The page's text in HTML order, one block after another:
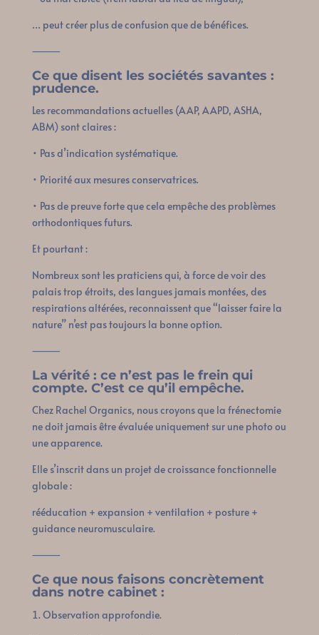
… peut créer plus de confusion que de bénéfices.
⸻
Ce que disent les sociétés savantes :
prudence.
Les recommandations actuelles (AAP, AAPD, ASHA,
ABM) sont claires :
• Pas d’indication systématique.
• Priorité aux mesures conservatrices.
• Pas de preuve forte que cela empêche des problèmes
orthodontiques futurs.
Et pourtant :
Nombreux sont les praticiens qui, à force de voir des
palais trop étroits, des langues jamais montées, des
respirations altérées, reconnaissent que “laisser faire la
nature” n’est pas toujours la bonne option.
⸻
La vérité : ce n’est pas le frein qui
compte. C’est ce qu’il empêche.
Chez Rachel Organics, nous croyons que la frénectomie
ne doit jamais être évaluée uniquement sur une photo ou
une apparence.
Elle s’inscrit dans un projet de croissance fonctionnelle
globale :
rééducation + expansion + ventilation + posture +
guidance neuromusculaire.
⸻
Ce que nous faisons concrètement
dans notre cabinet :
Observation approfondie.